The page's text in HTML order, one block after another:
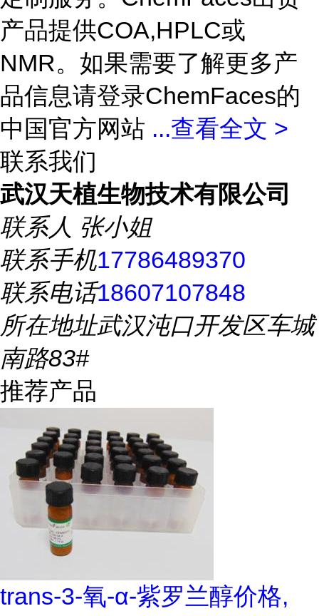
产品提供COA,HPLC或
NMR。如果需要了解更多产
品信息请登录ChemFaces的
中国官方网站 ...查看全文 >
联系我们
武汉天植生物技术有限公司
联系人 张小姐
联系手机17786489370
联系电话18607107848
所在地址武汉沌口开发区车城
南路83#
推荐产品
trans-3-氧-α-紫罗兰醇价格,